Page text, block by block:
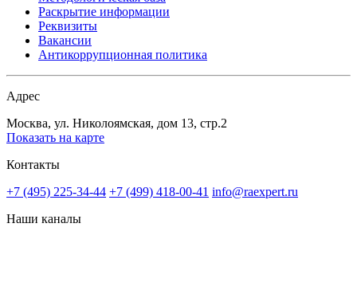
Раскрытие информации
Реквизиты
Вакансии
Антикоррупционная политика
Адрес
Москва, ул. Николоямская, дом 13, стр.2
Показать на карте
Контакты
+7 (495) 225-34-44 +7 (499) 418-00-41 info@raexpert.ru
Наши каналы